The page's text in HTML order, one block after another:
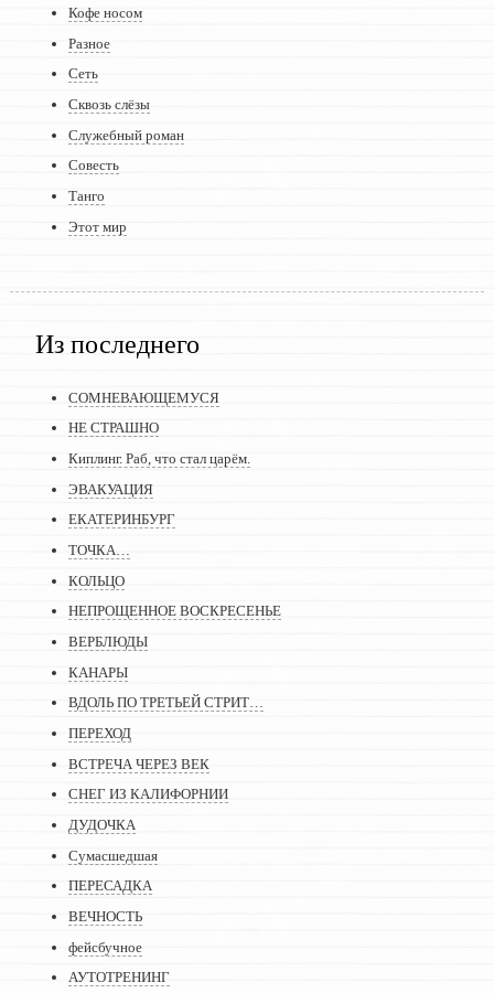
Кофе носом
Разное
Сеть
Сквозь слёзы
Служебный роман
Совесть
Танго
Этот мир
Из последнего
СОМНЕВАЮЩЕМУСЯ
НЕ СТРАШНО
Киплинг. Раб, что стал царём.
ЭВАКУАЦИЯ
ЕКАТЕРИНБУРГ
ТОЧКА…
КОЛЬЦО
НЕПРОЩЕННОЕ ВОСКРЕСЕНЬЕ
ВЕРБЛЮДЫ
КАНАРЫ
ВДОЛЬ ПО ТРЕТЬЕЙ СТРИТ…
ПЕРЕХОД
ВСТРЕЧА ЧЕРЕЗ ВЕК
СНЕГ ИЗ КАЛИФОРНИИ
ДУДОЧКА
Сумасшедшая
ПЕРЕСАДКА
ВЕЧНОСТЬ
фейсбучное
АУТОТРЕНИНГ